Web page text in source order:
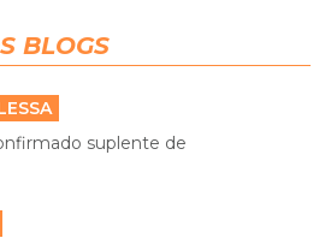
BLOGS
suplente de